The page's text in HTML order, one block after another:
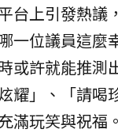
台上引發熱議
一位議員這麼
或許就能推測
耀」、「請喝
滿玩笑與祝福。